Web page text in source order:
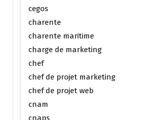
cegos
charente
charente maritime
charge de marketing
chef
chef de projet marketing
chef de projet web
cnam
cnaps